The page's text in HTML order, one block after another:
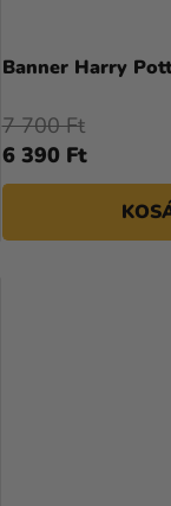
Banner Harry
6 390 Ft
7 700 Ft